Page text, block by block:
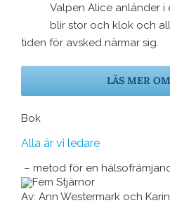
Valpen Alice anländer
blir stor och klok och
tiden för avsked närmar sig.
LÄS MER
Bok
Alla är vi ledare
– metod för en
Av: Ann Westermark och